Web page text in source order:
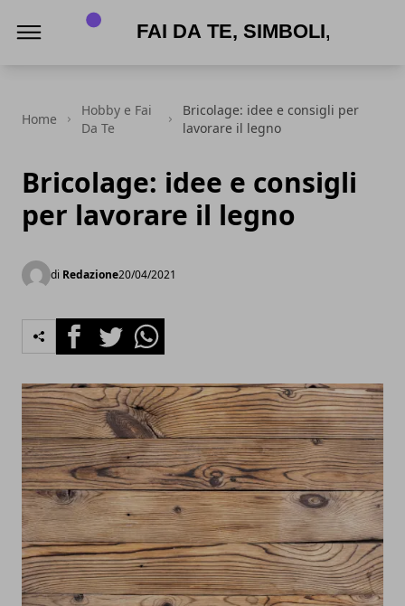
Home
Hobby e Fai
Da Te
Bricolage: idee e consigli per
lavorare il legno
Bricolage: idee e consigli
per lavorare il legno
di Redazione20/04/2021
FacebookTwitterWhatsapp